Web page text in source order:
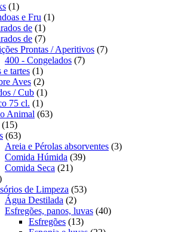
11
produto
e Fru 11
de 11
produto
de 77
produtos
Prontas / Aperitivos 77
400 - Congelados 77
tartes 11
produto
Aves 22
produtos
/ Cub 11
75 cl. 11
produto
Animal 6363
1515
produtos
6363
produtos
Areia e Pérolas absorventes 33
Comida Húmida 3939
Comida Seca 2121
de Limpeza 5353
Água Destilada 22
produtos
Esfregões, panos, luvas 4040
Esfregões 1313